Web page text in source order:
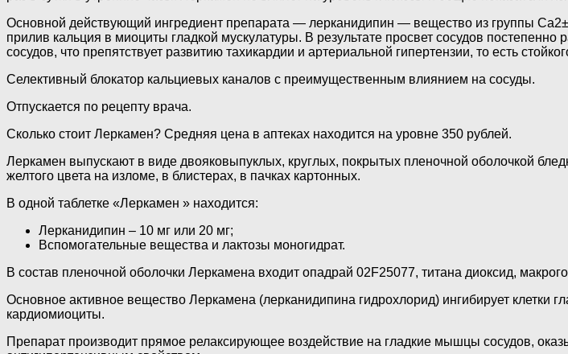
Основной действующий ингредиент препарата — лерканидипин — вещество из группы
прилив кальция в миоциты гладкой мускулатуры. В результате просвет сосудов
сосудов, что препятствует развитию тахикардии и артериальной гипертензии, то есть
Селективный блокатор кальциевых каналов с преимущественным влиянием на сосуды.
Отпускается по рецепту врача.
Сколько стоит Леркамен? Средняя цена в аптеках находится на уровне 350 рублей.
Леркамен выпускают в виде двояковыпуклых, круглых, покрытых пленочной оболочкой
желтого цвета на изломе, в блистерах, в пачках картонных.
В одной таблетке «Леркамен » находится:
Лерканидипин – 10 мг или 20 мг;
Вспомогательные вещества и лактозы моногидрат.
В состав пленочной оболочки Леркамена входит опадрай 02F25077, титана диоксид,
Основное активное вещество Леркамена (лерканидипина гидрохлорид) ингибирует клетки
кардиомиоциты.
Препарат производит прямое релаксирующее воздействие на гладкие мышцы сосудов,